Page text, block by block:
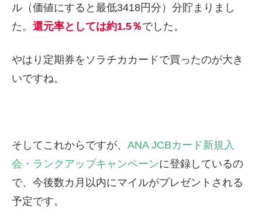
ル（価値にすると最低3418円分）分貯まりまし
た。 還元率としては約1.5％でした。
やはり定期券をソラチカカードで買ったのが大き
いですね。
そしてこれからですが、 ANA JCBカード新規入
会・ランクアップキャンペーンに登録しているの
で、今後数カ月以内にマイルがプレゼントされる
予定です。